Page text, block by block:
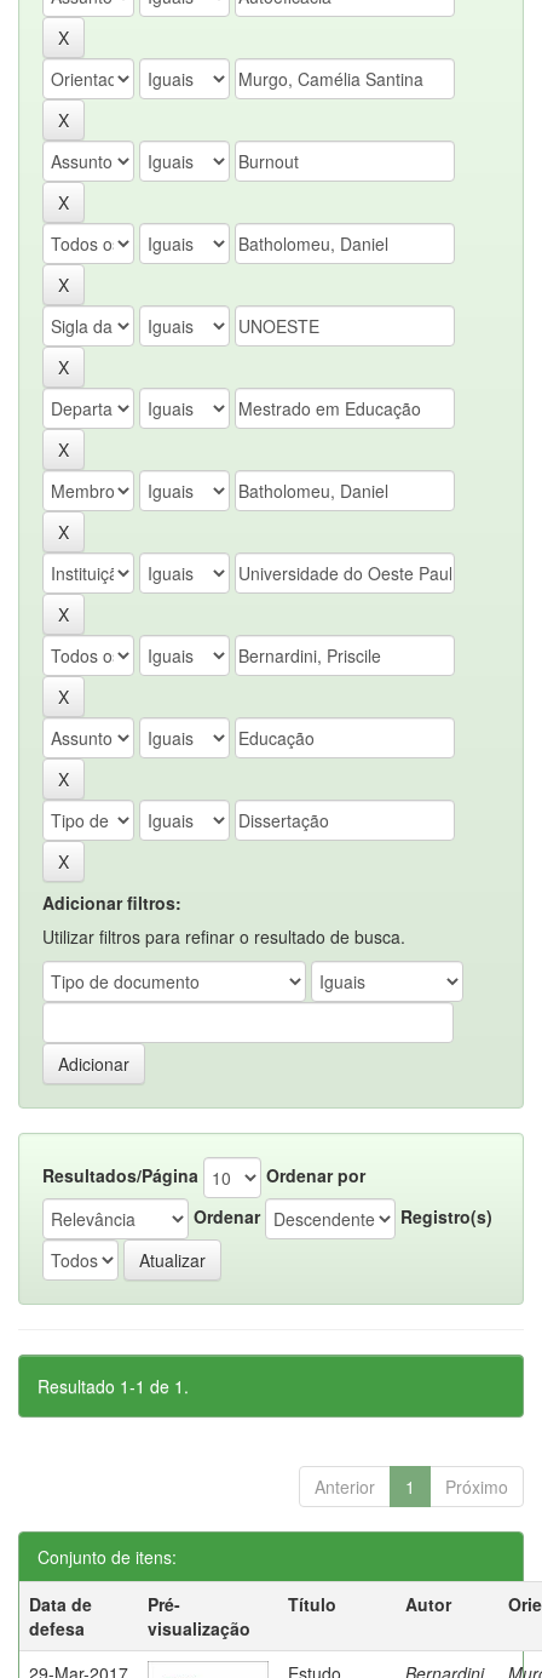
Adicionar filtros:
Utilizar filtros para refinar o resultado de busca.
Resultados/Página
Ordenar por
Ordenar
Registro(s)
Resultado 1-1 de 1.
Anterior 1 Próximo
Conjunto de itens:
Data de
defesa
Pré-
visualização
Título Autor
29-Mar-2017 Estudo Bernardini,